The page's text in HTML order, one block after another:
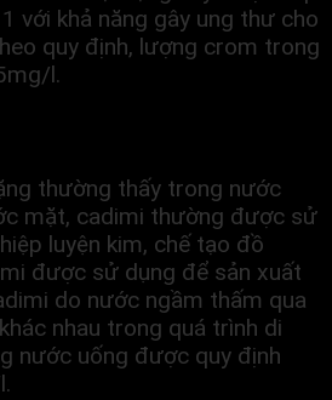
với khả năng gây ung thư cho
quy định, lượng crom trong
l.
thường thấy trong nước
mặt, cadimi thường được sử
luyện kim, chế tạo đồ
được sử dụng để sản xuất
do nước ngầm thấm qua
nhau trong quá trình di
nước uống được quy định